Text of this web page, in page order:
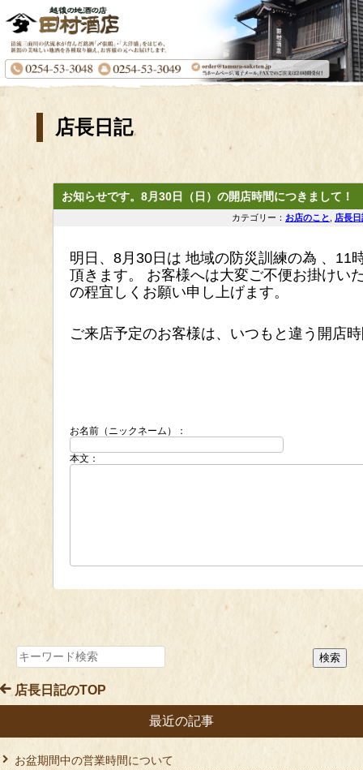
店長日記
お知らせです。8月30日（日）の開店時間につきまして！
カテゴリー： お店のこと 店長日
明日、8月30日は 地域の防災訓練の為 、11
頂きます。 お客様へは大変ご不便お掛けい
の程宜しくお願い申し上げます。
ご来店予定のお客様は、いつもと違う開店
お名前（ニックネーム）：
本文：
店長日記のTOP
最近の記事
お盆期間中の営業時間について